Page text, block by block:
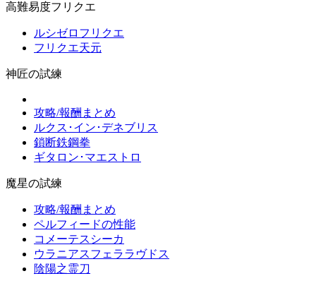
高難易度フリクエ
ルシゼロフリクエ
フリクエ天元
神匠の試練
攻略/報酬まとめ
ルクス･イン･デネブリス
鎖断鉄鋼拳
ギタロン･マエストロ
魔星の試練
攻略/報酬まとめ
ペルフィードの性能
コメーテスシーカ
ウラニアスフェララヴドス
陰陽之霊刀